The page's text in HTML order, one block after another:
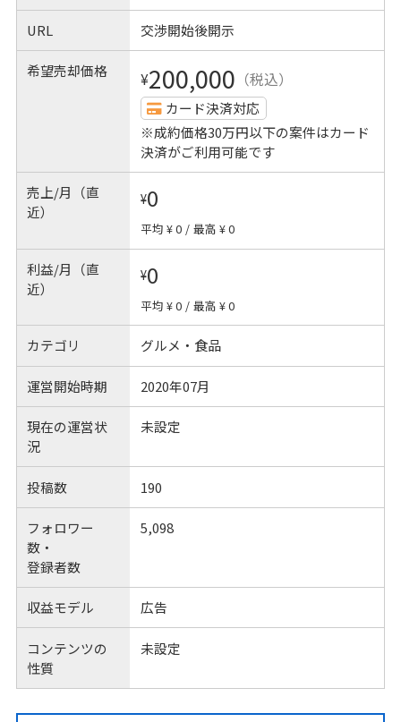
URL 交渉開始後開示
希望売却価格 ¥200,000 （税込）
カード決済対応
※成約価格30万円以下の案件はカード
決済がご利用可能です
売上/月（直
近）
¥0
平均 ¥ 0 / 最高 ¥ 0
利益/月（直
近）
¥0
平均 ¥ 0 / 最高 ¥ 0
カテゴリ グルメ・食品
運営開始時期 2020年07月
現在の運営状
況
未設定
投稿数 190
フォロワー
数・
登録者数
5,098
収益モデル 広告
コンテンツの
性質
未設定